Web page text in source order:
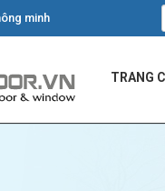
minh
TRANG